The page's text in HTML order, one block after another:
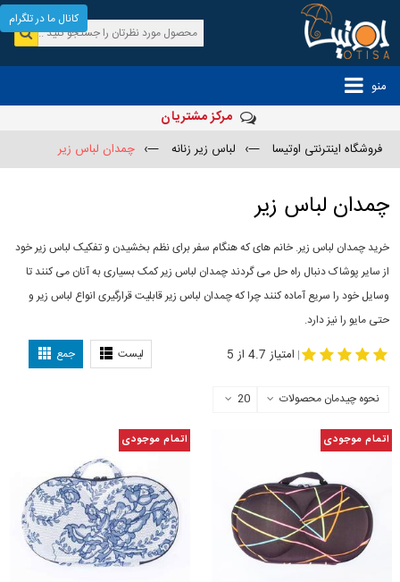
منو
مرکز مشتریان
فروشگاه اینترنتی اوتیسا —› لباس زیر زنانه —› چمدان لباس زیر
چمدان لباس زیر
خرید چمدان لباس زیر. خانم های که هنگام سفر برای نظم بخشیدن و تفکیک لباس زیر خود
از سایر پوشاک دنبال راه حل می گردند چمدان لباس زیر کمک بسیاری به آنان می کنند تا
وسایل خود را سریع آماده کنند چرا که چمدان لباس زیر قابلیت قرارگیری انواع لباس زیر و
حتی مایو را نیز دارد.
لیست جمع | امتیاز 4.7 از 5
نحوه چیدمان محصولات 20
اتمام موجودی اتمام موجودی
کانال ما در تلگرام